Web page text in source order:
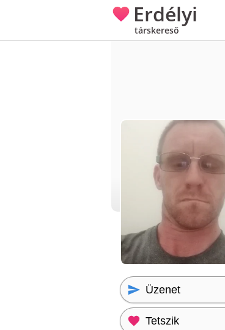
Erdélyi
társkereső
Üzenet
Tetszik